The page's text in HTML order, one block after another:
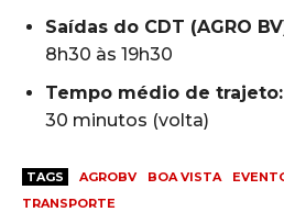
Saídas do CDT (AGRO
8h30 às 19h30
Tempo médio de trajeto:
30 minutos (volta)
TAGS AGROBV BOA VISTA
TRANSPORTE